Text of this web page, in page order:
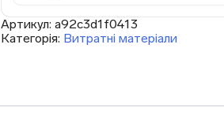
Артикул: a92c3d1f0413
Категорія: Витратні матеріали